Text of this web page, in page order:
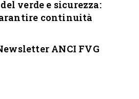
verde e sicurezza:
continuità
ANCI FVG